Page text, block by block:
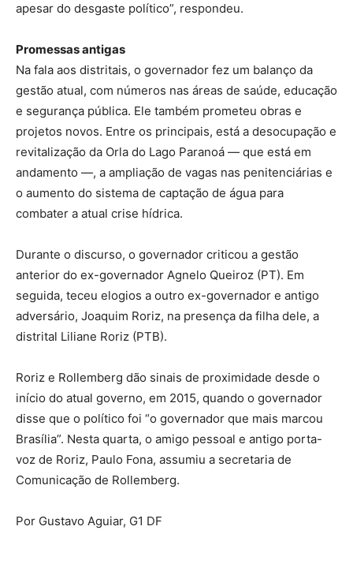
apesar do desgaste político”, respondeu.
Promessas antigas
Na fala aos distritais, o governador fez um balanço da
gestão atual, com números nas áreas de saúde, educação
e segurança pública. Ele também prometeu obras e
projetos novos. Entre os principais, está a desocupação e
revitalização da Orla do Lago Paranoá — que está em
andamento —, a ampliação de vagas nas penitenciárias e
o aumento do sistema de captação de água para
combater a atual crise hídrica.
Durante o discurso, o governador criticou a gestão
anterior do ex-governador Agnelo Queiroz (PT). Em
seguida, teceu elogios a outro ex-governador e antigo
adversário, Joaquim Roriz, na presença da filha dele, a
distrital Liliane Roriz (PTB).
Roriz e Rollemberg dão sinais de proximidade desde o
início do atual governo, em 2015, quando o governador
disse que o político foi “o governador que mais marcou
Brasília”. Nesta quarta, o amigo pessoal e antigo porta-
voz de Roriz, Paulo Fona, assumiu a secretaria de
Comunicação de Rollemberg.
Por Gustavo Aguiar, G1 DF